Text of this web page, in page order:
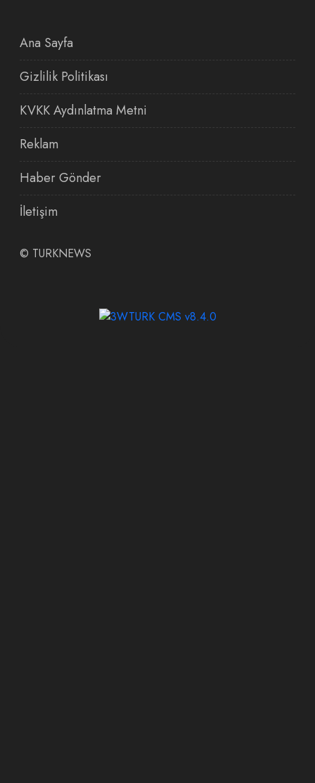
Ana Sayfa
Gizlilik Politikası
KVKK Aydınlatma Metni
Reklam
Haber Gönder
İletişim
© TURKNEWS